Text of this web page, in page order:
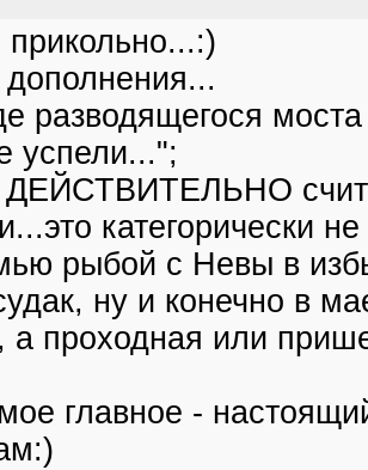
разводящегося
успели...";
ДЕЙСТВИТЕЛЬНО
категорически
рыбой с Невы в
ну и конечно в
а проходная или
главное -